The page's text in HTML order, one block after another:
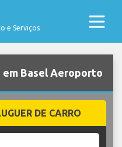
e Serviços
Basel Aeroporto
DE CARRO